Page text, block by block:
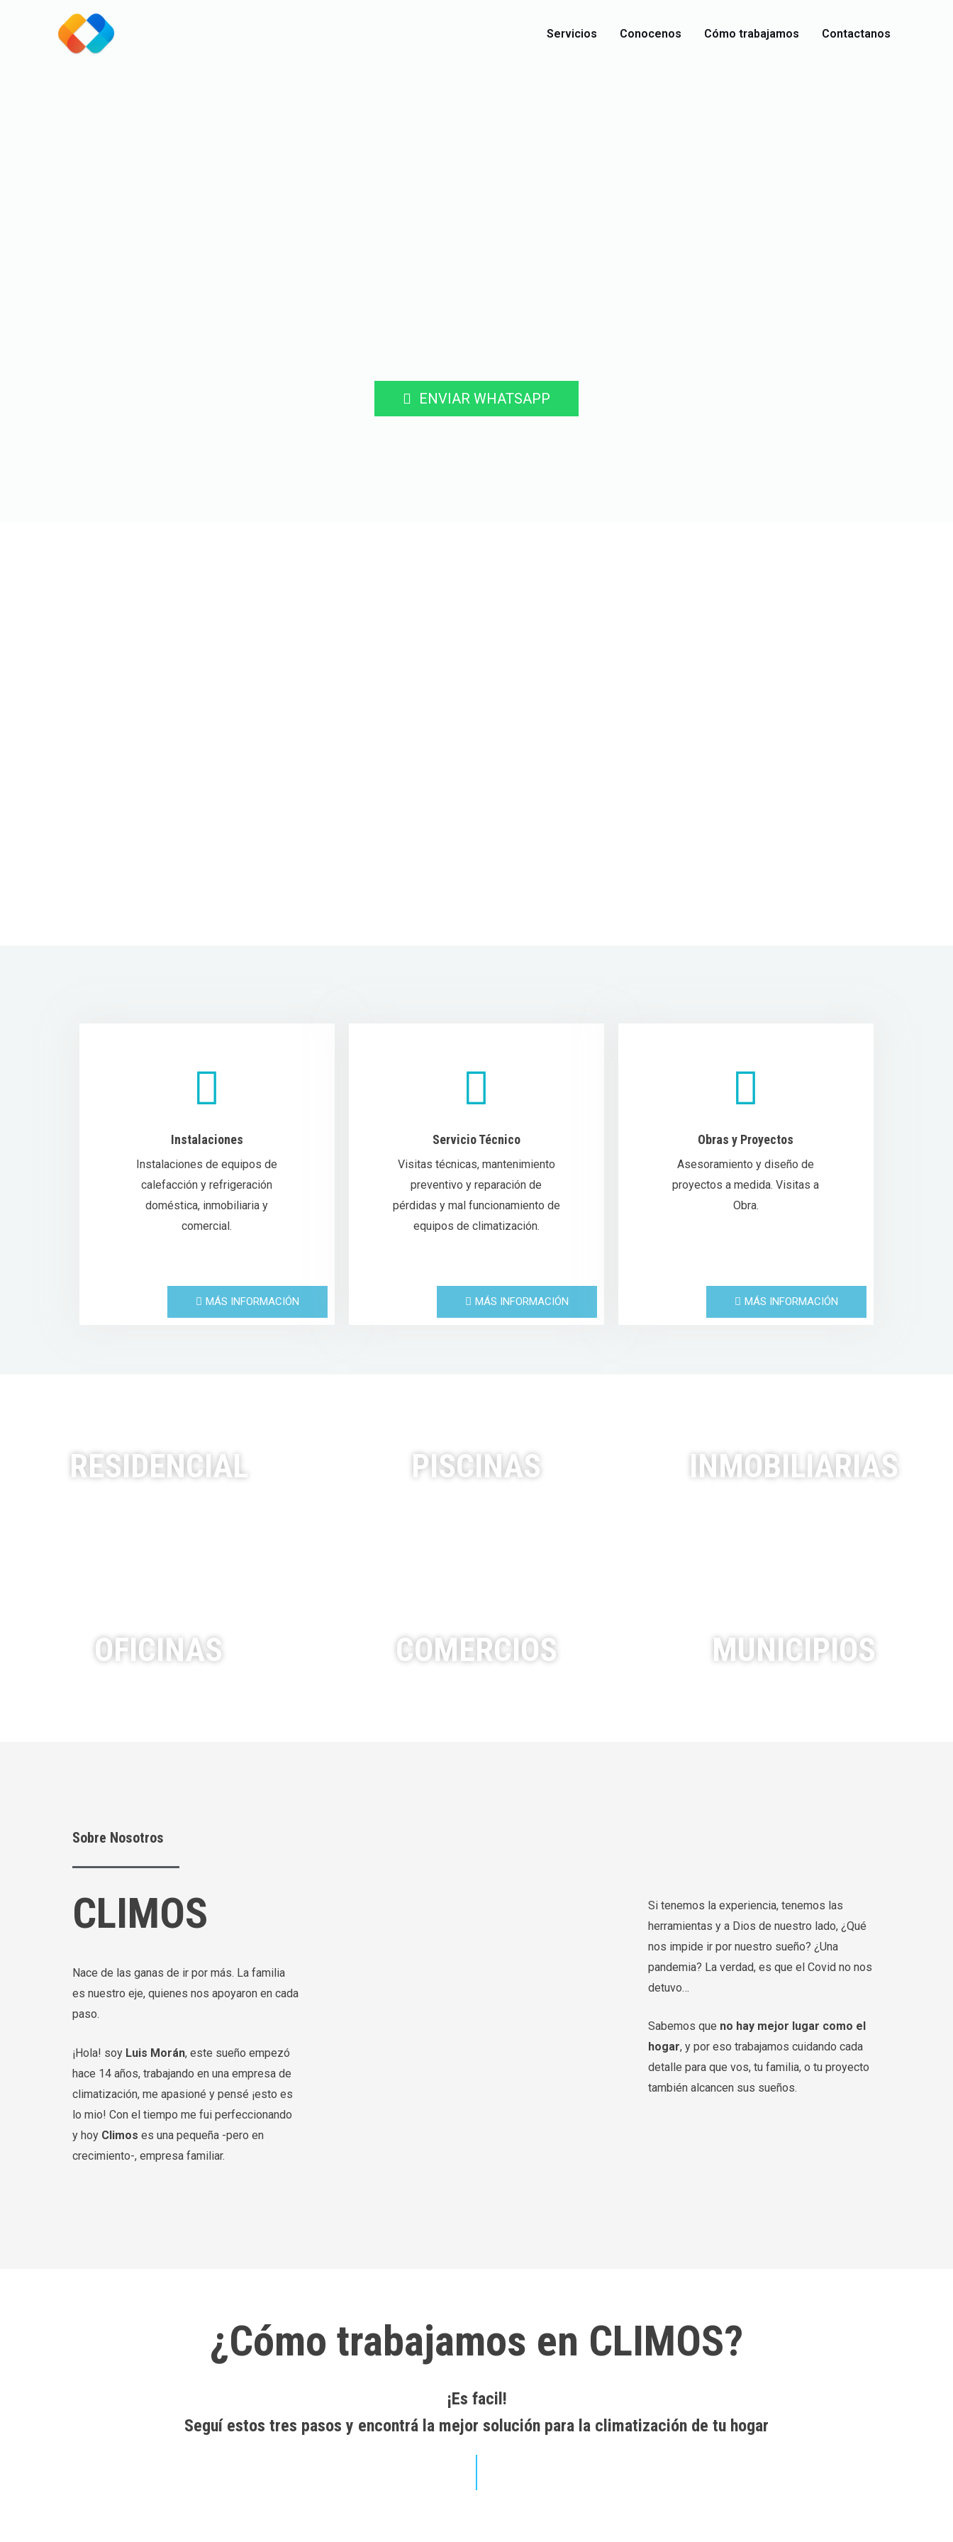
Servicios Conocenos Cómo trabajamos Contactanos
ENVIAR WHATSAPP
Instalaciones
Instalaciones de equipos de
calefacción y refrigeración
doméstica, inmobiliaria y
comercial.
MÁS INFORMACIÓN
Servicio Técnico
Visitas técnicas, mantenimiento
preventivo y reparación de
pérdidas y mal funcionamiento de
equipos de climatización.
MÁS INFORMACIÓN
Obras y Proyectos
Asesoramiento y diseño de
proyectos a medida. Visitas a
Obra.
MÁS INFORMACIÓN
RESIDENCIAL PISCINAS INMOBILIARIAS
OFICINAS COMERCIOS MUNICIPIOS
Sobre Nosotros
CLIMOS
Nace de las ganas de ir por más. La familia
es nuestro eje, quienes nos apoyaron en cada
paso.
¡Hola! soy Luis Morán, este sueño empezó
hace 14 años, trabajando en una empresa de
climatización, me apasioné y pensé ¡esto es
lo mio! Con el tiempo me fui perfeccionando
y hoy Climos es una pequeña -pero en
crecimiento-, empresa familiar.
Si tenemos la experiencia, tenemos las
herramientas y a Dios de nuestro lado, ¿Qué
nos impide ir por nuestro sueño? ¿Una
pandemia? La verdad, es que el Covid no nos
detuvo…
Sabemos que no hay mejor lugar como el
hogar,y por eso trabajamos cuidando cada
detalle para que vos, tu familia, o tu proyecto
también alcancen sus sueños.
¿Cómo trabajamos en CLIMOS?
¡Es facil!
Seguí estos tres pasos y encontrá la mejor solución para la climatización de tu hogar